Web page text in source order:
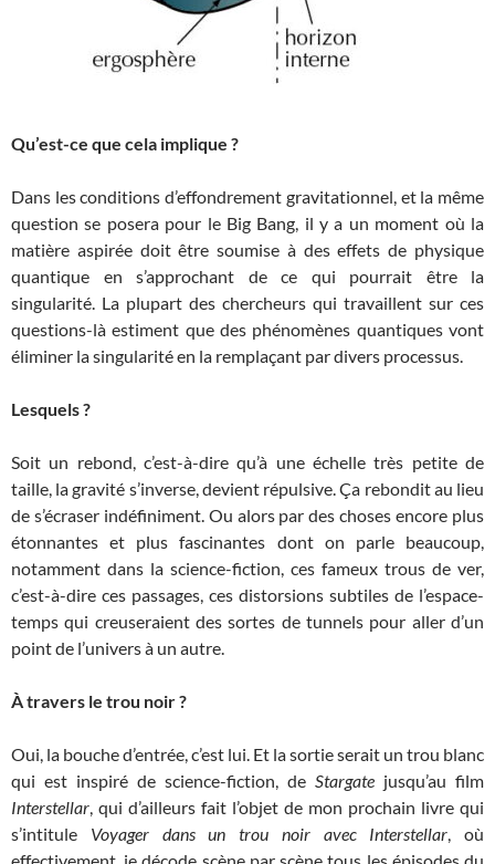
Qu’est-ce que cela implique ?
Dans les conditions d’effondrement gravitationnel, et la même
question se posera pour le Big Bang, il y a un moment où la
matière aspirée doit être soumise à des effets de physique
quantique en s’approchant de ce qui pourrait être la
singularité. La plupart des chercheurs qui travaillent sur ces
questions-là estiment que des phénomènes quantiques vont
éliminer la singularité en la remplaçant par divers processus.
Lesquels ?
Soit un rebond, c’est-à-dire qu’à une échelle très petite de
taille, la gravité s’inverse, devient répulsive. Ça rebondit au lieu
de s’écraser indéfiniment. Ou alors par des choses encore plus
étonnantes et plus fascinantes dont on parle beaucoup,
notamment dans la science-fiction, ces fameux trous de ver,
c’est-à-dire ces passages, ces distorsions subtiles de l’espace-
temps qui creuseraient des sortes de tunnels pour aller d’un
point de l’univers à un autre.
À travers le trou noir ?
Oui, la bouche d’entrée, c’est lui. Et la sortie serait un trou blanc
qui est inspiré de science-fiction, de Stargate jusqu’au film
Interstellar , qui d’ailleurs fait l’objet de mon prochain livre qui
s’intitule Voyager dans un trou noir avec Interstellar , où